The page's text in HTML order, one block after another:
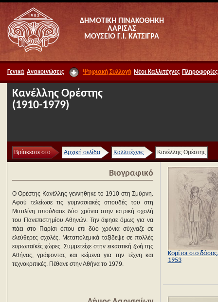
ΔΗΜΟΤΙΚΗ ΠΙΝΑΚΟΘΗΚΗ
ΛΑΡΙΣΑΣ
ΜΟΥΣΕΙΟ Γ.Ι. ΚΑΤΣΙΓΡΑ
Γενικά Ανακοινώσεις Ψηφιακή Συλλογή Νέοι Καλλιτέχνες Πληροφορίες
Κανέλλης Ορέστης
(1910-1979)
Βρίσκεστε στο Αρχική σελίδα Καλλιτέχνες Κανέλλης Ορέστης
Βιογραφικό
Ο Ορέστης Κανέλλης γεννήθηκε το 1910 στη Σμύρνη.
Αφού τελείωσε τις γυμνασιακές σπουδές του στη
Μυτιλίνη σπούδασε δύο χρόνια στην ιατρική σχολή
του Πανεπιστημίου Αθηνών. Την άφησε όμως για να
πάει στο Παρίσι όπου επι δύο χρόνια σύχναζε σε
ελεύθερες σχολές. Μεταπολεμικά ταξίδεψε σε πολλές
ευρωπαϊκές χώρες. Συμμετείχε στην εικαστική ζωή της
Αθήνας, γράφοντας και κείμενα για την τέχνη και
τεχνοκριτικές. Πέθανε στην Αθήνα το 1979.
Κορίτσι στο
1953